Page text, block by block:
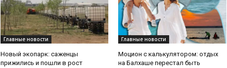
Главные новости
Новый экопарк: саженцы
прижились и пошли в рост
Главные новости
Моцион с калькулятором: отдых
на Балхаше перестал быть